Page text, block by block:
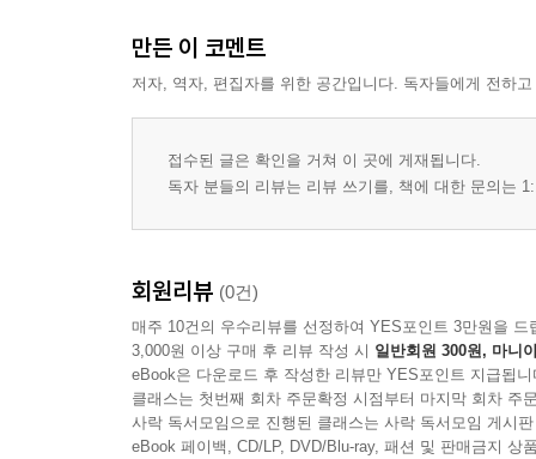
만든 이 코멘트
저자, 역자, 편집자를 위한 공간입니다. 독자들에게 전하
접수된 글은 확인을 거쳐 이 곳에 게재됩니다.
독자 분들의 리뷰는 리뷰 쓰기를, 책에 대한 문의는
회원리뷰 (0건)
매주 10건의 우수리뷰를 선정하여 YES포인트 3만원을 드
3,000원 이상 구매 후 리뷰 작성 시 일반회원 300원, 마니
eBook은 다운로드 후 작성한 리뷰만 YES포인트 지급됩니
클래스는 첫번째 회차 주문확정 시점부터 마지막 회차 주
사락 독서모임으로 진행된 클래스는 사락 독서모임 게시
eBook 페이백, CD/LP, DVD/Blu-ray, 패션 및 판매금지 상